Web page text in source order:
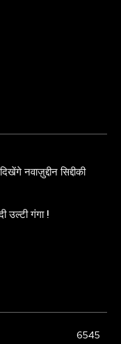
नवाज़ुद्दीन सिद्दीकी
उल्टी गंगा !
6545